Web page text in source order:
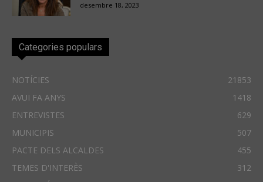
desembre 18, 2023
Categories populars
NOTÍCIES
21853
AVUI FA ANYS
1418
ENTREVISTES
629
MUNICIPIS
507
PACTE DELS ALCALDES
455
TEMES D'INTERÈS
312